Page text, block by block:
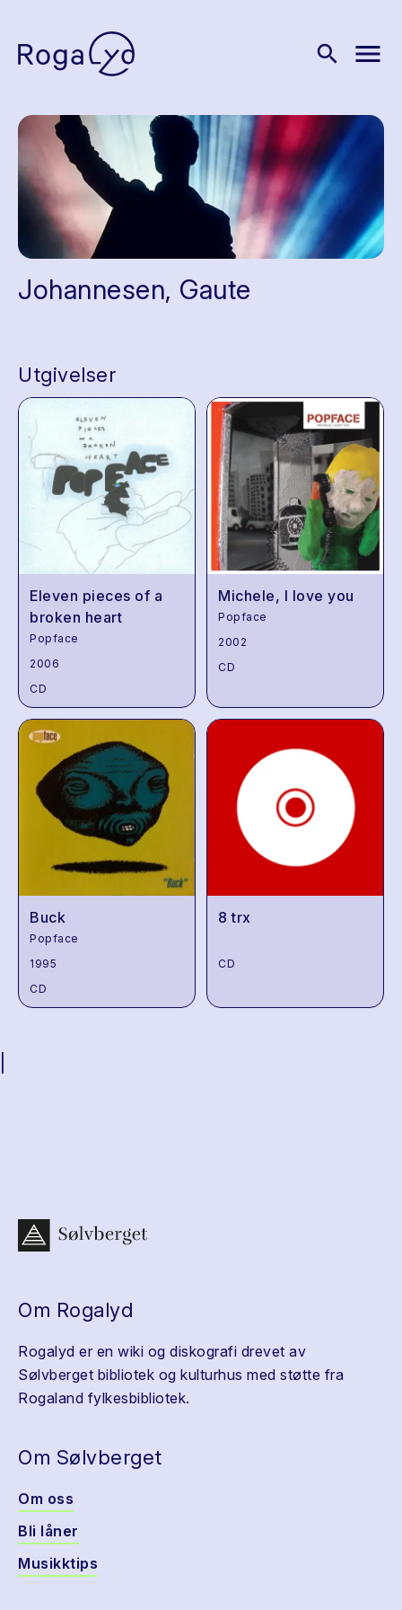
search menu
Johannesen, Gaute
Utgivelser
Eleven pieces of a
broken heart
Popface
2006
CD
Michele, I love you
Popface
2002
CD
Buck
Popface
1995
CD
8 trx
CD
Om Rogalyd
Rogalyd er en wiki og diskografi drevet av
Sølvberget bibliotek og kulturhus med støtte fra
Rogaland fylkesbibliotek.
Om Sølvberget
Om oss
Bli låner
Musikktips